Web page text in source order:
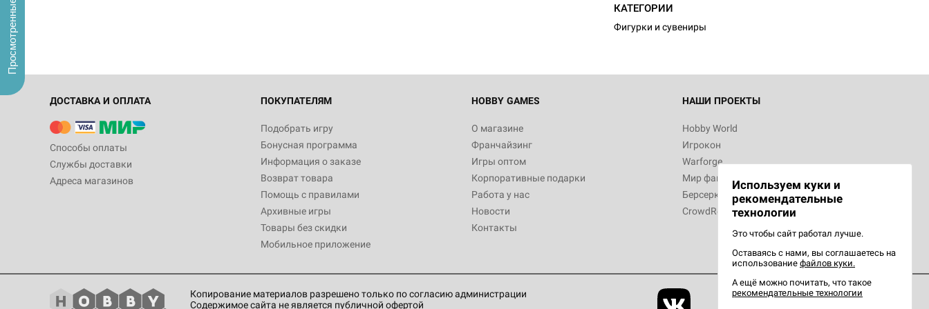
КАТЕГОРИИ
Фигурки и сувениры
ДОСТАВКА И ОПЛАТА
Способы оплаты
Службы доставки
Адреса магазинов
ПОКУПАТЕЛЯМ
Подобрать игру
Бонусная программа
Информация о заказе
Возврат товара
Помощь с правилами
Архивные игры
Товары без скидки
Мобильное приложение
HOBBY GAMES
О магазине
Франчайзинг
Игры оптом
Корпоративные подарки
Работа у нас
Новости
Контакты
НАШИ ПРОЕКТЫ
Hobby World
Игрокон
Warforge
Мир фантастики
Берсерк
CrowdRepublic
Копирование материалов разрешено только по согласию администрации
Содержимое сайта не является публичной офертой
Используем куки и
рекомендательные
технологии
Это чтобы сайт работал лучше.
Оставаясь с нами, вы соглашаетесь на
использование файлов куки.
А ещё можно почитать, что такое
рекомендательные технологии
Просмотренные
Белая смерть
12 990
Настольная игра Hobby World Берсерк.
3 490